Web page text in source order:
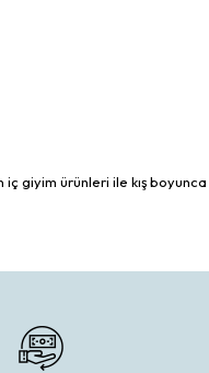
giyim ürünleri ile kış